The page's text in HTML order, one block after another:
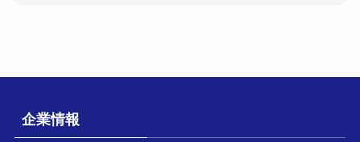
企業情報